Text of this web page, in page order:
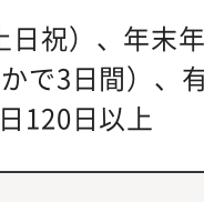
日祝）、年末
かで3日間）、
120日以上